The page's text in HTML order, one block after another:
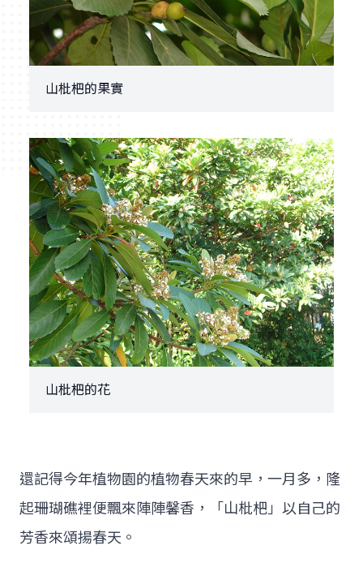
山枇杷的果實
山枇杷的花
還記得今年植物園的植物春天來的早，一月多，隆
起珊瑚礁裡便飄來陣陣馨香，「山枇杷」以自己的
芳香來頌揚春天。